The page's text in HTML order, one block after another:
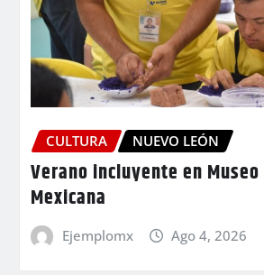
CULTURA NUEVO LEÓN
Verano incluyente en
Mexicana
Ejemplomx Ago 4, 2026